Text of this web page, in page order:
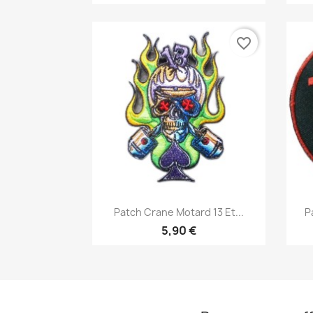
Aperçu rapide
Patch Crane Motard 13 Et...
5,90 €
favorite_border